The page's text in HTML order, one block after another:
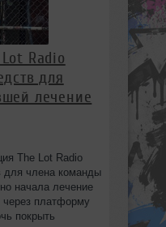
Radio
для
лечение
The Lot Radio
для члена команды
начала лечение
через платформу
покрыть